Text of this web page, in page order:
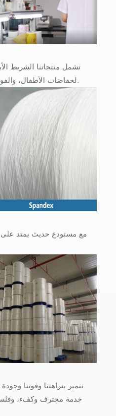
تشمل منتجاتنا الشريط
لحفاضات الأطفال، والفوط الصحية، وحفاضات الكبار، والفوط الصحية الداخلية، وحفاضات السحب. لمزيد من التفاصيل، يُرجى التواصل معنا.
نتميز بنزاهتنا وقوتنا
خدمة محترف وكفء،